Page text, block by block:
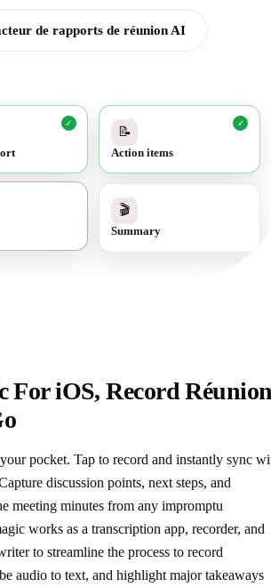
de rapports de réunion AI
✓
📝
Action items
✓
🎬
Summary
For iOS, Record
pocket. Tap to record and instantly sync
discussion points, next steps, and
meeting minutes from any impromptu
works as a transcription app, recorder, and
to streamline the process to record
audio to text, and highlight major takeaways